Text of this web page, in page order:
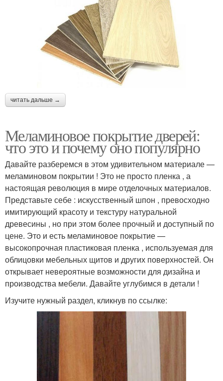
читать дальше →
Меламиновое покрытие дверей:
что это и почему оно популярно
Давайте разберемся в этом удивительном материале —
меламиновом покрытии ! Это не просто пленка , а
настоящая революция в мире отделочных материалов.
Представьте себе : искусственный шпон , превосходно
имитирующий красоту и текстуру натуральной
древесины , но при этом более прочный и доступный по
цене. Это и есть меламиновое покрытие —
высокопрочная пластиковая пленка , используемая для
облицовки мебельных щитов и других поверхностей. Он
открывает невероятные возможности для дизайна и
производства мебели. Давайте углубимся в детали !
Изучите нужный раздел, кликнув по ссылке: